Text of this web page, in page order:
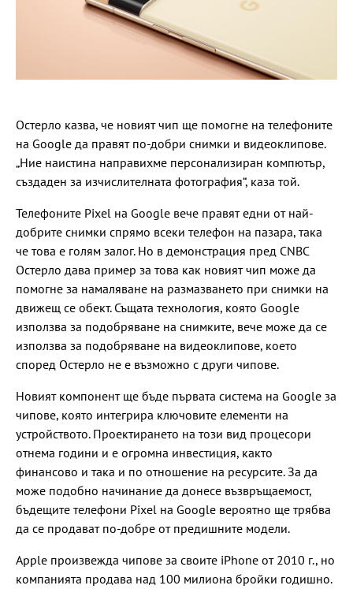
Остерло казва, че новият чип ще помогне на телефоните
на Google да правят по-добри снимки и видеоклипове.
„Ние наистина направихме персонализиран компютър,
създаден за изчислителната фотография“, каза той.
Телефоните Pixel на Google вече правят едни от най-
добрите снимки спрямо всеки телефон на пазара, така
че това е голям залог. Но в демонстрация пред CNBC
Остерло дава пример за това как новият чип може да
помогне за намаляване на размазването при снимки на
движещ се обект. Същата технология, която Google
използва за подобряване на снимките, вече може да се
използва за подобряване на видеоклипове, което
според Остерло не е възможно с други чипове.
Новият компонент ще бъде първата система на Google за
чипове, която интегрира ключовите елементи на
устройството. Проектирането на този вид процесори
отнема години и е огромна инвестиция, както
финансово и така и по отношение на ресурсите. За да
може подобно начинание да донесе възвръщаемост,
бъдещите телефони Pixel на Google вероятно ще трябва
да се продават по-добре от предишните модели.
Apple произвежда чипове за своите iPhone от 2010 г., но
компанията продава над 100 милиона бройки годишно.